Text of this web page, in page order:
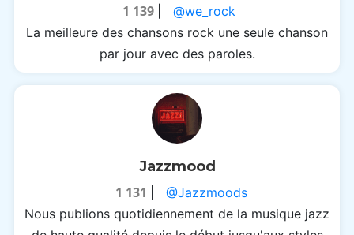
1 139
@we_rock
La meilleure des chansons rock une seule chanson
par jour avec des paroles.
Jazzmood
1 131
@Jazzmoods
Nous publions quotidiennement de la musique jazz